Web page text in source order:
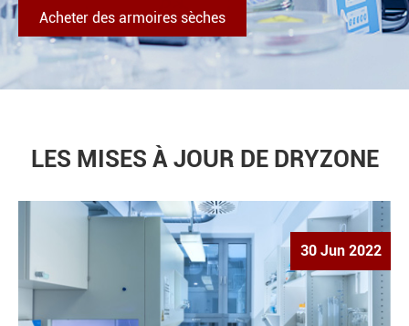
Acheter des armoires sèches
LES MISES À JOUR DE DRYZONE
30 Jun 2022